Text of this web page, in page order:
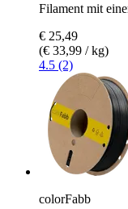
Filament mit
€ 25,49
(€ 33,99 / kg)
4.5 (2)
colorFabb